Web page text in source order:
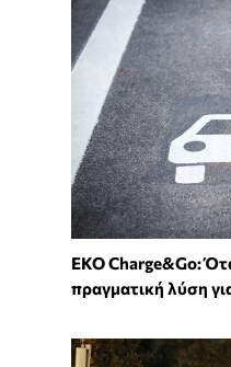
EKO Charge&Go:
πραγματική λύση